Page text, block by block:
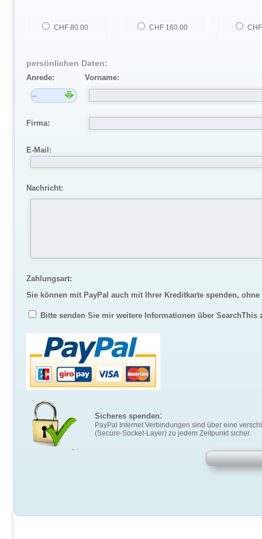
CHF 80.00 CHF 160.00
persönlichen Daten:
Anrede: Vorname:
Firma:
E-Mail:
Nachricht:
Zahlungsart:
Sie können mit PayPal auch mit Ihrer Kreditkarte spenden,
Bitte senden Sie mir weitere Informationen über SearchThis
Sicheres spenden:
PayPal Internet Verbindungen sind über eine
(Secure-Socket-Layer) zu jedem Zeitpunkt sicher.